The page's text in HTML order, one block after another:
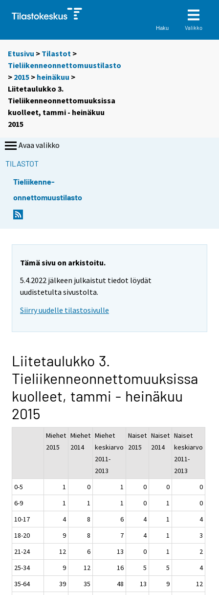
Haku Valikko
Etusivu > Tilastot >
Tieliikenneonnettomuustilasto
> 2015 > heinäkuu >
Liitetaulukko 3.
Tieliikenneonnettomuuksissa
kuolleet, tammi - heinäkuu
2015
Avaa valikko
TILASTOT
Tieliikenne-
onnettomuustilasto
Tämä sivu on arkistoitu.
5.4.2022 jälkeen julkaistut tiedot löydät
uudistetulta sivustolta.
Siirry uudelle tilastosivulle
Liitetaulukko 3.
Tieliikenneonnettomuuksissa
kuolleet, tammi - heinäkuu
2015
Miehet
2015
Miehet
2014
Miehet
keskiarvo
2011-
2013
Naiset
2015
Naiset
2014
Naiset
keskiarvo
2011-
2013
0-5
1 0 1 0 0
0
6-9
1 1 1 0 1
0
10-17
4 8 6 4 1
4
18-20
9 8 7 4 1
3
21-24
12 6 13 0 1
2
25-34
9 12 16 5 5
4
35-64
39 35 48 13 9
12